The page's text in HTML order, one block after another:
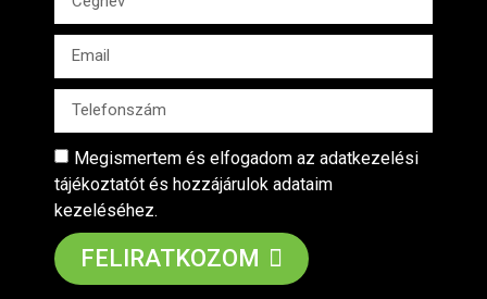
Megismertem és elfogadom az adatkezelési
tájékoztatót és hozzájárulok adataim
kezeléséhez.
FELIRATKOZOM